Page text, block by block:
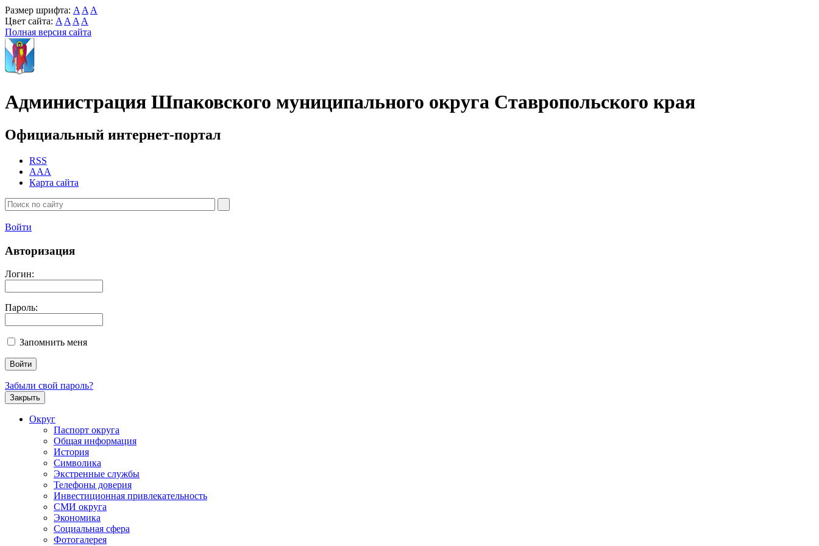
Размер шрифта: A A A
Цвет сайта: A A A A
Полная версия сайта
Администрация Шпаковского муниципального округа Ставропольского края
Официальный интернет-портал
RSS
AAA
Карта сайта
Войти
Авторизация
Логин:
Пароль:
Запомнить меня
Забыли свой пароль?
Закрыть
Округ
Паспорт округа
Общая информация
История
Символика
Экстренные службы
Телефоны доверия
Инвестиционная привлекательность
СМИ округа
Экономика
Социальная сфера
Фотогалерея